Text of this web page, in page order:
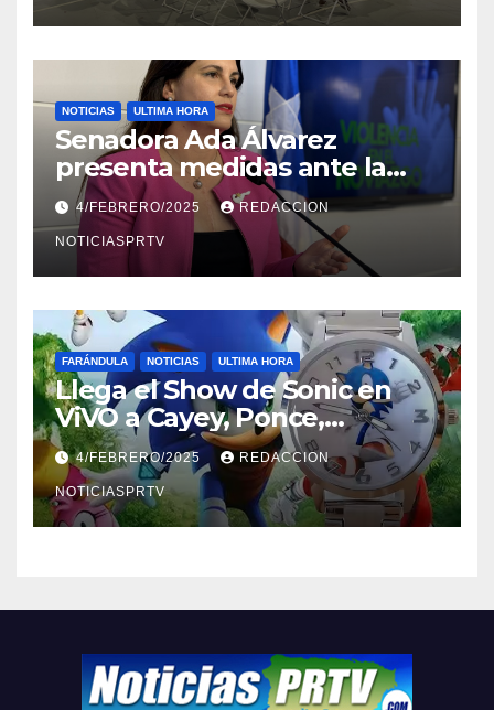
NOTICIAS ULTIMA HORA
Senadora Ada Álvarez
presenta medidas ante la
violencia en el noviazgo
4/FEBRERO/2025 REDACCION
NOTICIASPRTV
FARÁNDULA NOTICIAS ULTIMA HORA
Llega el Show de Sonic en
ViVO a Cayey, Ponce,
Barceloneta y Humacao,
Relojes gratis para el que
compre ahora….
4/FEBRERO/2025 REDACCION
NOTICIASPRTV